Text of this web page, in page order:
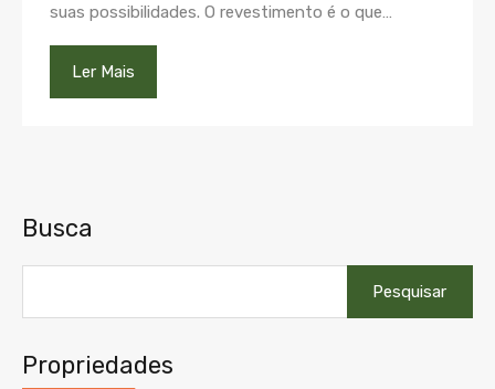
suas possibilidades. O revestimento é o que…
Ler Mais
Busca
por:
Propriedades